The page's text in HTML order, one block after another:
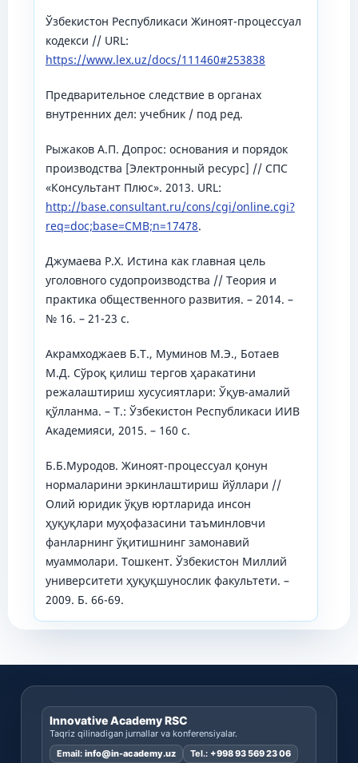
Ўзбекистон Республикаси Жиноят-процессуал
кодекси // URL:
https://www.lex.uz/docs/111460#253838
Предварительное следствие в органах
внутренних дел: учебник / под ред.
Рыжаков А.П. Допрос: основания и порядок
производства [Электронный ресурс] // СПС
«Консультант Плюс». 2013. URL:
http://base.consultant.ru/cons/cgi/online.cgi?
req=doc;base=CMB;n=17478.
Джумаева Р.Х. Истина как главная цель
уголовного судопроизводства // Теория и
практика общественного развития. – 2014. –
№ 16. – 21-23 с.
Акрамходжаев Б.Т., Муминов М.Э., Ботаев
М.Д. Сўроқ қилиш тергов ҳаракатини
режалаштириш хусусиятлари: Ўқув-амалий
қўлланма. – Т.: Ўзбекистон Республикаси ИИВ
Академияси, 2015. – 160 с.
Б.Б.Муродов. Жиноят-процессуал қонун
нормаларини эркинлаштириш йўллари //
Олий юридик ўқув юртларида инсон
ҳуқуқлари муҳофазасини таъминловчи
фанларнинг ўқитишнинг замонавий
муаммолари. Тошкент. Ўзбекистон Миллий
университети ҳуқуқшунослик факультети. –
2009. Б. 66-69.
Innovative Academy RSC
Taqriz qilinadigan jurnallar va konferensiyalar.
Email: info@in-academy.uz Tel.: +998 93 569 23 06